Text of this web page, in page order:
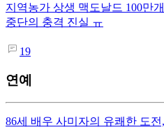
지역농가 상생 맥도날드 100만
중단의 충격 진실 ㅠ
19
연예
86세 배우 사미자의 유쾌한 도